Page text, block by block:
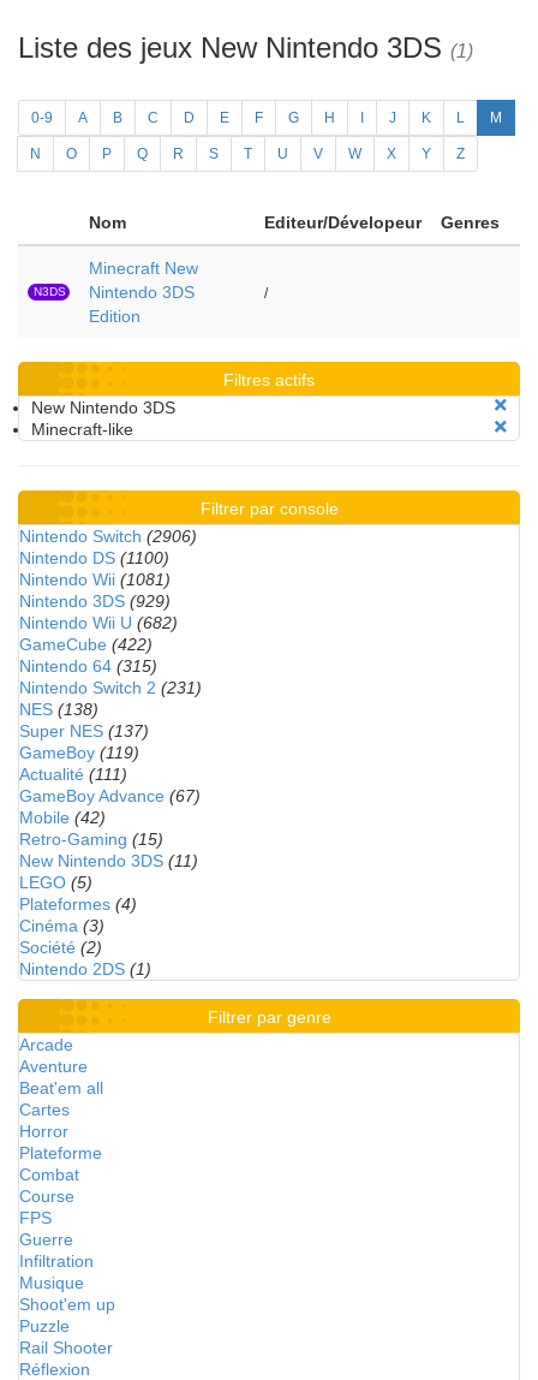
Liste des jeux New Nintendo 3DS (1)
0-9 A B C D E F G H J K L M
N O P Q R S T U V W X Y Z
Nom Editeur/Dévelopeur Genres
N3DS
Minecraft New
Nintendo 3DS
Edition
/
Filtres actifs
New Nintendo 3DS
Minecraft-like
Filtrer par console
Nintendo Switch (2906)
Nintendo DS (1100)
Nintendo Wii (1081)
Nintendo 3DS (929)
Nintendo Wii U (682)
GameCube (422)
Nintendo 64 (315)
Nintendo Switch 2 (231)
NES (138)
Super NES (137)
GameBoy (119)
Actualité (111)
GameBoy Advance (67)
Mobile (42)
Retro-Gaming (15)
New Nintendo 3DS (11)
LEGO (5)
Plateformes (4)
Cinéma (3)
Société (2)
Nintendo 2DS (1)
Filtrer par genre
Arcade
Aventure
Beat'em all
Cartes
Horror
Plateforme
Combat
Course
FPS
Guerre
Infiltration
Musique
Shoot'em up
Puzzle
Rail Shooter
Réflexion